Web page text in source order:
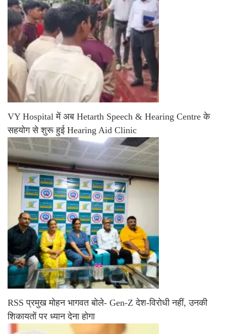
VY Hospital में अब Hetarth Speech & Hearing Centre के
सहयोग से शुरू हुई Hearing Aid Clinic
RSS प्रमुख मोहन भागवत बोले- Gen-Z देश-विरोधी नहीं, उनकी
शिकायतों पर ध्यान देना होगा